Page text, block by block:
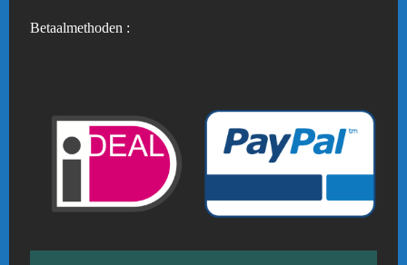
Betaalmethoden :